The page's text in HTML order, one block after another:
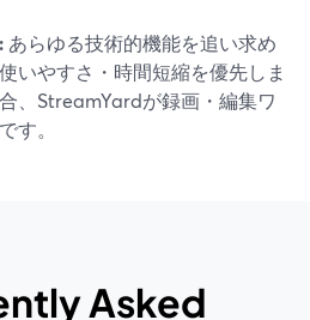
あらゆる技術的機能を追い求め
いやすさ・時間短縮を優先しま
、StreamYardが録画・編集ワ
す。
Asked